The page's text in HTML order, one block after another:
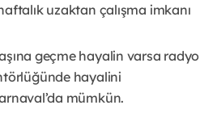
uzaktan çalışma imkanı
geçme hayalin varsa radyo
hayalini
mümkün.